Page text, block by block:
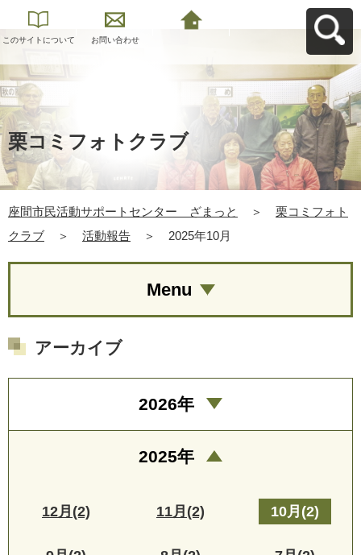
このサイトについて お問い合わせ
栗コミフォトクラブ
座間市民活動サポートセンター ざまっと ＞
栗コミフォト
クラブ
＞ 活動報告 ＞ 2025年10月
Menu
アーカイブ
2026年
2025年
12月(2) 11月(2) 10月(2)